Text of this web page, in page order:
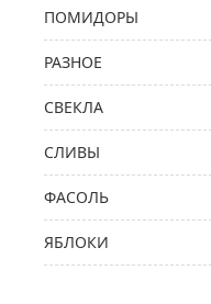
ПОМИДОРЫ
РАЗНОЕ
СВЕКЛА
СЛИВЫ
ФАСОЛЬ
ЯБЛОКИ